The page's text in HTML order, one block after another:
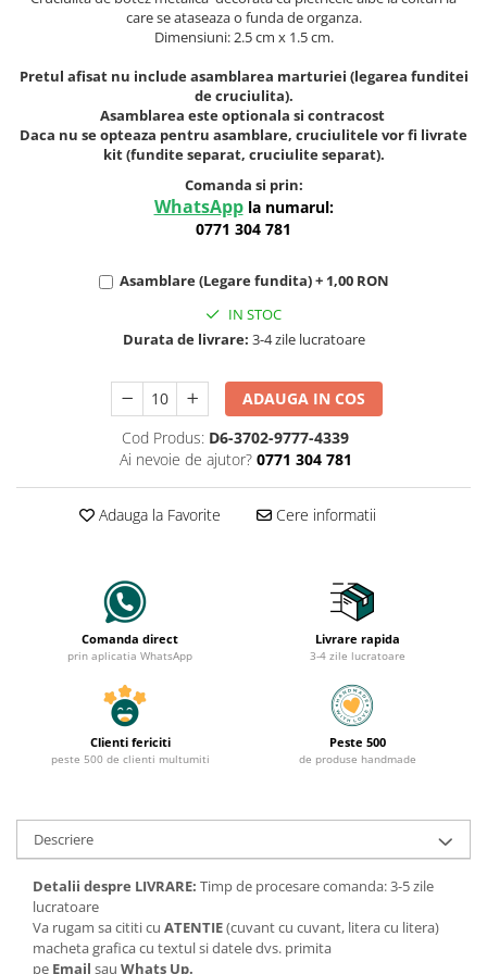
care se ataseaza o funda de organza.
Dimensiuni: 2.5 cm x 1.5 cm.
Pretul afisat nu include asamblarea marturiei (legarea funditei
de cruciulita).
Asamblarea este optionala si contracost
Daca nu se opteaza pentru asamblare, cruciulitele vor fi livrate
kit (fundite separat, cruciulite separat).
Comanda si prin:
WhatsApp la numarul:
0771 304 781
Asamblare (Legare fundita) + 1,00 RON
IN STOC
Durata de livrare: 3-4 zile lucratoare
ADAUGA IN COS
Cod Produs: D6-3702-9777-4339
Ai nevoie de ajutor? 0771 304 781
Adauga la Favorite Cere informatii
Comanda direct
prin aplicatia WhatsApp
Livrare rapida
3-4 zile lucratoare
Clienti fericiti
peste 500 de clienti multumiti
Peste 500
de produse handmade
Descriere
Detalii despre LIVRARE: Timp de procesare comanda: 3-5 zile
lucratoare
Va rugam sa cititi cu ATENTIE(cuvant cu cuvant, litera cu litera)
macheta grafica cu textul si datele dvs. primita
pe Email sau Whats Up.